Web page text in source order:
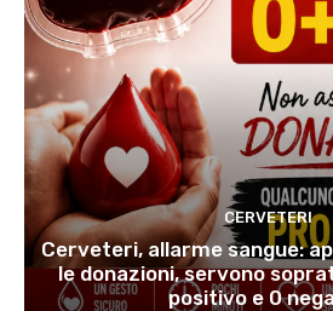
CERVETERI
Cerveteri, allarme sangue:
le donazioni, servono
positivo e 0